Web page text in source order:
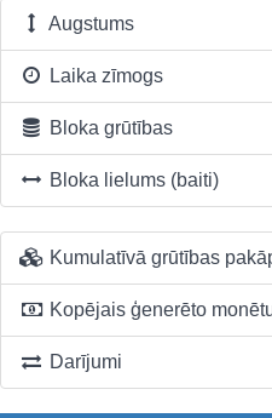
Augstums
Laika zīmogs
Bloka grūtības
Bloka lielums (baiti)
Kumulatīvā grūtības
Kopējais ģenerēto
Darījumi